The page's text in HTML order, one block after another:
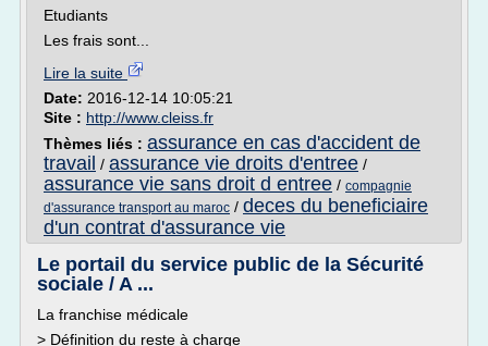
Etudiants
Les frais sont...
Lire la suite
Date: 2016-12-14 10:05:21
Site : http://www.cleiss.fr
Thèmes liés : assurance en cas d'accident de
travail / assurance vie droits d'entree /
assurance vie sans droit d entree / compagnie
d'assurance transport au maroc / deces du beneficiaire
d'un contrat d'assurance vie
Le portail du service public de la Sécurité
sociale / A ...
La franchise médicale
> Définition du reste à charge